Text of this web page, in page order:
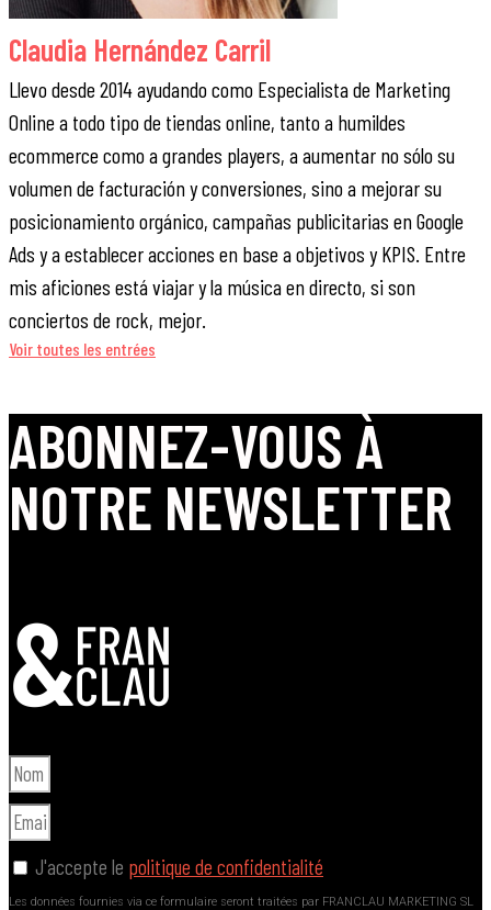
Claudia Hernández Carril
Llevo desde 2014 ayudando como Especialista de Marketing
Online a todo tipo de tiendas online, tanto a humildes
ecommerce como a grandes players, a aumentar no sólo su
volumen de facturación y conversiones, sino a mejorar su
posicionamiento orgánico, campañas publicitarias en Google
Ads y a establecer acciones en base a objetivos y KPIS. Entre
mis aficiones está viajar y la música en directo, si son
conciertos de rock, mejor.
Voir toutes les entrées
ABONNEZ-VOUS À
NOTRE NEWSLETTER
J'accepte le politique de confidentialité
Les données fournies via ce formulaire seront traitées par FRANCLAU MARKETING SL